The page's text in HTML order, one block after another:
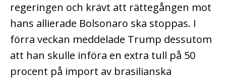
regeringen och krävt att rättegången mot
hans allierade Bolsonaro ska stoppas. I
förra veckan meddelade Trump dessutom
att han skulle införa en extra tull på 50
procent på import av brasilianska